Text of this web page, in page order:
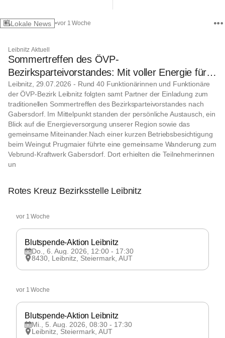
Lokale News •vor 1 Woche
Leibnitz Aktuell
Sommertreffen des ÖVP-
Bezirksparteivorstandes: Mit voller Energie für
den Bezirk Leibnitz
Leibnitz, 29.07.2026 - Rund 40 Funktionärinnen und Funktionäre
der ÖVP-Bezirk Leibnitz folgten samt Partner der Einladung zum
traditionellen Sommertreffen des Bezirksparteivorstandes nach
Gabersdorf. Im Mittelpunkt standen der persönliche Austausch, ein
Blick auf die Energieversorgung unserer Region sowie das
gemeinsame Miteinander.Nach einer kurzen Betriebsbesichtigung
beim Weingut Prugmaier führte eine gemeinsame Wanderung zum
Vebrund-Kraftwerk Gabersdorf. Dort erhielten die Teilnehmerinnen
un
Rotes Kreuz Bezirksstelle Leibnitz
Kreuz
Leibnitz
vor 1 Woche
Blutspende-Aktion Leibnitz
Do., 6. Aug. 2026, 12:00 - 17:30
8430, Leibnitz, Steiermark, AUT
Kreuz
Leibnitz
vor 1 Woche
Blutspende-Aktion Leibnitz
Mi., 5. Aug. 2026, 08:30 - 17:30
Leibnitz, Steiermark, AUT